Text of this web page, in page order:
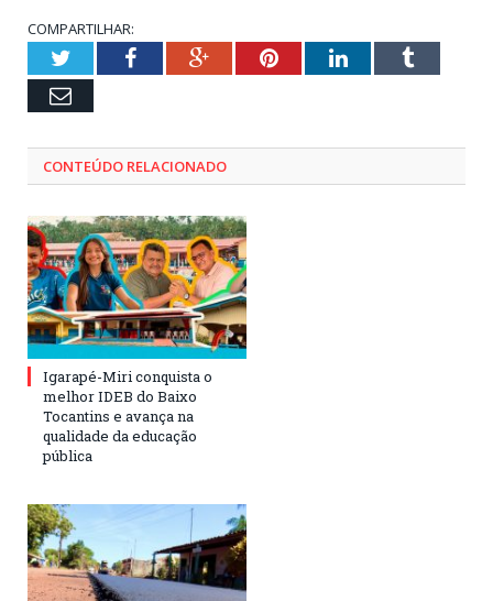
COMPARTILHAR:
TwitterFacebookGoogle+PinterestLinkedInTumblr
Email
CONTEÚDO RELACIONADO
Igarapé-Miri conquista o
melhor IDEB do Baixo
Tocantins e avança na
qualidade da educação
pública